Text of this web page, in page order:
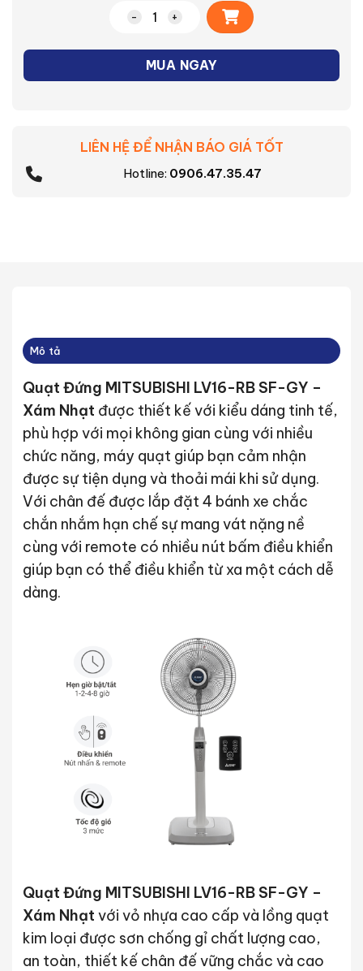
Quạt đứng Mitsubishi LV16-RBA SF-
MUA NGAY
Alternative:
LIÊN HỆ ĐỂ NHẬN BÁO GIÁ TỐT
Hotline: 0906.47.35.47
Mô tả
Quạt Đứng MITSUBISHI LV16-RB SF-GY –
Xám Nhạt được thiết kế với kiểu dáng tinh tế,
phù hợp với mọi không gian cùng với nhiều
chức năng, máy quạt giúp bạn cảm nhận
được sự tiện dụng và thoải mái khi sử dụng.
Với chân đế được lắp đặt 4 bánh xe chắc
chắn nhắm hạn chế sự mang vát nặng nề
cùng với remote có nhiều nút bấm điều khiển
giúp bạn có thể điều khiển từ xa một cách dễ
dàng.
Quạt Đứng MITSUBISHI LV16-RB SF-GY –
Xám Nhạt với vỏ nhựa cao cấp và lồng quạt
kim loại được sơn chống gỉ chất lượng cao,
an toàn, thiết kế chân đế vững chắc và cao